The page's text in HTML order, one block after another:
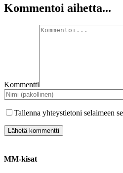
Kommentoi aihetta...
Kommentti
Tallenna yhteystietoni selaimeen
MM-kisat